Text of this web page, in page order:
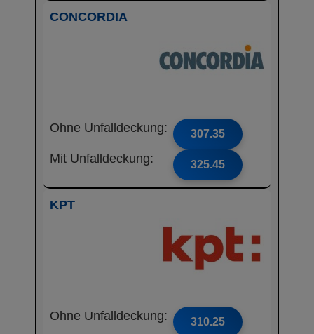
CONCORDIA
Ohne Unfalldeckung: 307.35
Mit Unfalldeckung: 325.45
KPT
Ohne Unfalldeckung: 310.25